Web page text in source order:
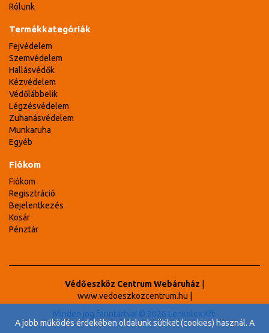
Rólunk
Termékkategóriák
Fejvédelem
Szemvédelem
Hallásvédők
Kézvédelem
Védőlábbelik
Légzésvédelem
Zuhanásvédelem
Munkaruha
Egyéb
Fiókom
Fiókom
Regisztráció
Bejelentkezés
Kosár
Pénztár
Védőeszköz Centrum Webáruház
www.vedoeszkozcentrum.hu
Minden jog fenntartva! © 2026 Lenkolex Kft.
A jobb működés érdekében oldalunk sütiket (cookies) használ. A